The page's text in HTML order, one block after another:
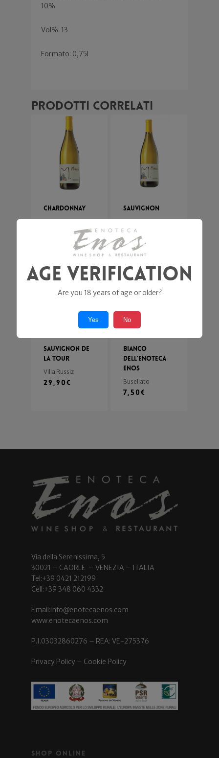
10%
Vol%: 13
Formato: 0,75l
Prodotti correlati
Chardonnay Sauvignon
45,90
Sauvignon de
la Tour
Villa Russiz
29,90€
Bianco
dell’Enoteca
Enos
Busellato
7,50€
Via della Serenissima, 5
30021 – CAORLE – VENEZIA – ITALIA
Tel:+39 0421 212199
Cell:+39 348 060 4332
Email:info@enotecaenos.com
www.enotecaenos.com
P.I.03032860276 – REA: VE-275376
Privacy Policy – Cookie Policy
Shop Online
Age Verification
Are you 18 years of age or older?
Yes No